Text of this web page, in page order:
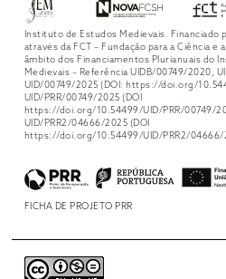
Instituto de Estudos Medievais. Financiado
através da FCT – Fundação para a Ciência e
âmbito dos Financiamentos Plurianuais do
Medievais – Referência UIDB/00749/2020,
UID/00749/2025 (DOI: https://doi.org/
UID/PRR/00749/2025 (DOI
https://doi.org/10.54499/UID/PRR/00749/
UID/PRR2/04666/2025 (DOI
https://doi.org/10.54499/UID/PRR2/04666/
FICHA DE PROJETO PRR